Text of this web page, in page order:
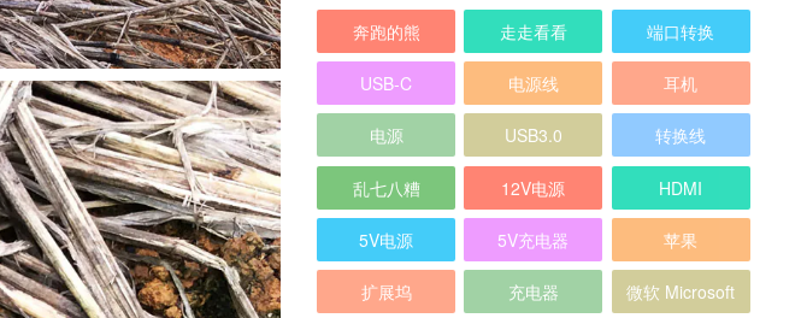
奔跑的熊 走走看看 端口转换
USB-C 电源线 耳机
电源 USB3.0 转换线
乱七八糟 12V电源 HDMI
5V电源 5V充电器 苹果
扩展坞 充电器 微软 Microsoft